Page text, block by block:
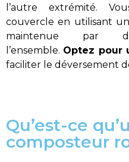
l’autre extrémité.
couvercle en utilisant
maintenue par
l’ensemble. Optez pour
faciliter le déversement
Qu’est-ce
composteur